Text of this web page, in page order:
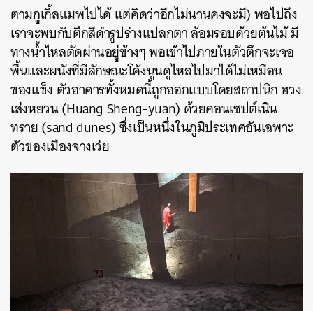
ตามกูเกิ้ลแมพไปได้ แต่คิดว่าอีกไม่นานคงจะมี) พอไปถึง
เราจะพบกับตึกสีดำรูปร่างแปลกตา ล้อมรอบด้วยต้นไม้ มี
ทางน้ำไหลตัดผ่านอยู่ข้างๆ พอเข้าไปภายในตัวตึกจะเจอ
พื้นและผนังที่มีลักษณะโค้งนูนดูไหลไปมาได้ไม่เหมือน
ของแข็ง ตัวอาคารทั้งหมดนี้ถูกออกแบบโดยสถาปนิก ฮวง
เส่งหยวน (Huang Sheng-yuan) ด้วยคอนเซปต์เนิน
ทราย (sand dunes) ซึ่งเป็นหนึ่งในภูมิประเทศอันเฉพาะ
ตัวของเมืองจางเว่ย